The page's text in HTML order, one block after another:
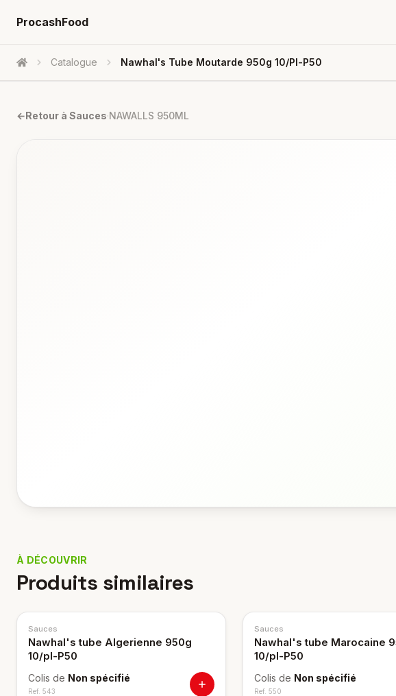
ProcashFood
Accueil Catalogue Nawhal's Tube Moutarde 950g 10/pl-P50
←Retour à Sauces·NAWALLS 950ML
À DÉCOUVRIR
Produits similaires
Sauces
Nawhal's tube Algerienne 950g
10/pl-P50
Colis de Non spécifié
Ref. 543
Sauces
Nawhal's tube Marocaine
10/pl-P50
Colis de Non spécifié
Ref. 550